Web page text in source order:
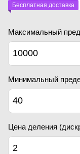
Бесплатная доставка
Максимальный
10000
Минимальный
40
Цена деления
2